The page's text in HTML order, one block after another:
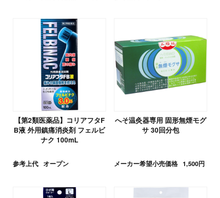
【第2類医薬品】コリアフタF
B液 外用鎮痛消炎剤 フェルビ
ナク 100mL
参考上代 オープン
へそ温灸器専用 固形無煙モグ
サ 30回分包
メーカー希望小売価格 1,500円